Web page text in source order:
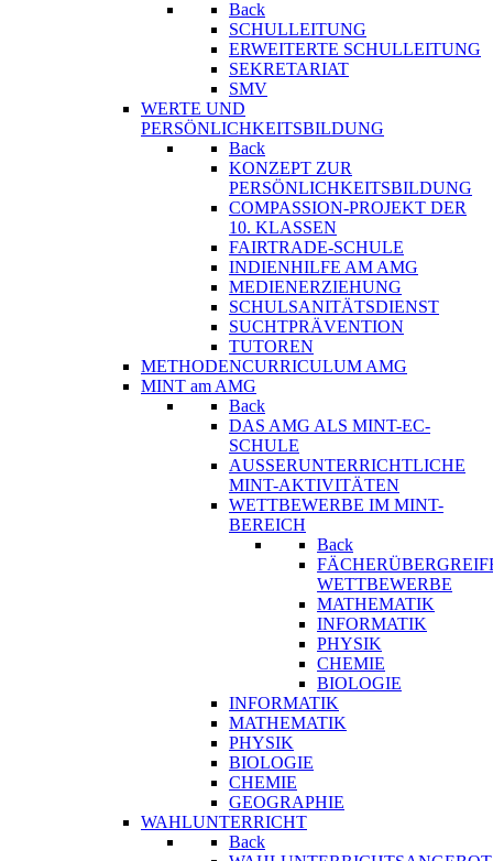
Back
SCHULLEITUNG
ERWEITERTE SCHULLEITUNG
SEKRETARIAT
SMV
WERTE UND
PERSÖNLICHKEITSBILDUNG
Back
KONZEPT ZUR
PERSÖNLICHKEITSBILDUNG
COMPASSION-PROJEKT DER
10. KLASSEN
FAIRTRADE-SCHULE
INDIENHILFE AM AMG
MEDIENERZIEHUNG
SCHULSANITÄTSDIENST
SUCHTPRÄVENTION
TUTOREN
METHODENCURRICULUM AMG
MINT am AMG
Back
DAS AMG ALS MINT-EC-
SCHULE
AUSSERUNTERRICHTLICHE
MINT-AKTIVITÄTEN
WETTBEWERBE IM MINT-
BEREICH
Back
WETTBEWERBE
MATHEMATIK
INFORMATIK
PHYSIK
CHEMIE
BIOLOGIE
INFORMATIK
MATHEMATIK
PHYSIK
BIOLOGIE
CHEMIE
GEOGRAPHIE
WAHLUNTERRICHT
Back